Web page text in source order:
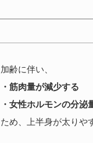
加齢に伴い、
・筋肉量が減少する
・女性ホルモンの分泌
ため、上半身が太りや